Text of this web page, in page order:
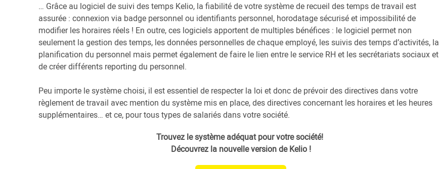
… Grâce au logiciel de suivi des temps Kelio, la fiabilité de votre système de recueil des temps de travail est
assurée : connexion via badge personnel ou identifiants personnel, horodatage sécurisé et impossibilité de
modifier les horaires réels ! En outre, ces logiciels apportent de multiples bénéfices : le logiciel permet non
seulement la gestion des temps, les données personnelles de chaque employé, les suivis des temps d’activités, la
planification du personnel mais permet également de faire le lien entre le service RH et les secrétariats sociaux et
de créer différents reporting du personnel.
Peu importe le système choisi, il est essentiel de respecter la loi et donc de prévoir des directives dans votre
règlement de travail avec mention du système mis en place, des directives concernant les horaires et les heures
supplémentaires… et ce, pour tous types de salariés dans votre société.
Trouvez le système adéquat pour votre société!
Découvrez la nouvelle version de Kelio !